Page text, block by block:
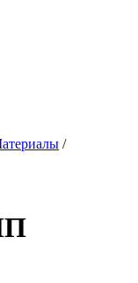
/